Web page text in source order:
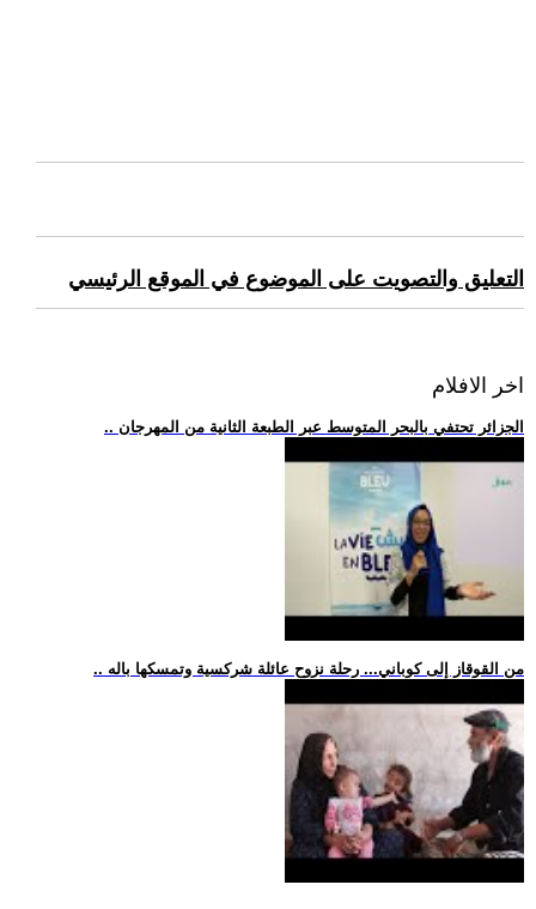
التعليق والتصويت على الموضوع في الموقع الرئيسي
اخر الافلام
.. الجزائر تحتفي بالبحر المتوسط عبر الطبعة الثانية من المهرجان
.. من القوقاز إلى كوباني... رحلة نزوح عائلة شركسية وتمسكها باله